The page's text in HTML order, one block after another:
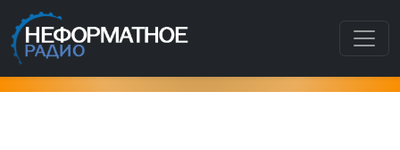
Как попасть в этот раздел???